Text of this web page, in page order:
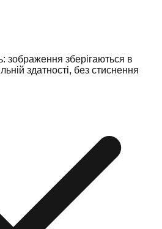
зображення зберігаються в
здатності, без стиснення